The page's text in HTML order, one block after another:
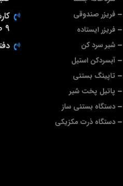
فریزر صندوقی
فریزر ایستاده
شیر سرد کن
آبسردکن استیل
تاپینگ بستنی
پاتیل پخت شیر
دستگاه بستنی ساز
دستگاه ذرت مکزیکی
9 صبح تا 9.30 شب)